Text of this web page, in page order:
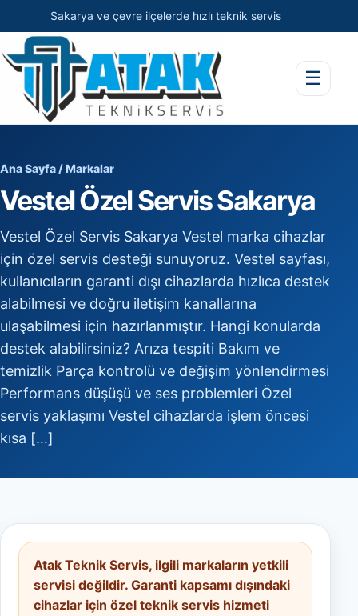
Sakarya ve çevre ilçelerde hızlı teknik servis
☰
Ana Sayfa /Markalar
Vestel Özel Servis Sakarya
Vestel Özel Servis Sakarya Vestel marka cihazlar
için özel servis desteği sunuyoruz. Vestel sayfası,
kullanıcıların garanti dışı cihazlarda hızlıca destek
alabilmesi ve doğru iletişim kanallarına
ulaşabilmesi için hazırlanmıştır. Hangi konularda
destek alabilirsiniz? Arıza tespiti Bakım ve
temizlik Parça kontrolü ve değişim yönlendirmesi
Performans düşüşü ve ses problemleri Özel
servis yaklaşımı Vestel cihazlarda işlem öncesi
kısa […]
Atak Teknik Servis, ilgili markaların yetkili
servisi değildir. Garanti kapsamı dışındaki
cihazlar için özel teknik servis hizmeti